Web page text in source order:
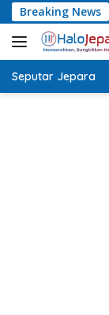
Langsung
ke
konten
Breaking News
Anak
Seputar Jepara